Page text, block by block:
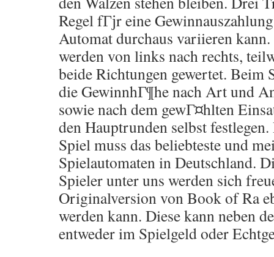
Regel fГјr eine
Automat durchaus variieren
werden von links nach rechts,
beide Richtungen gewertet. Beim
die GewinnhГ¶he nach Art und
sowie nach dem gewГ¤hlten
den Hauptrunden selbst festlegen.
Spiel muss das beliebteste und
Spielautomaten in Deutschland.
Spieler unter uns werden sich
Originalversion von Book of Ra
werden kann. Diese kann neben
entweder im Spielgeld oder